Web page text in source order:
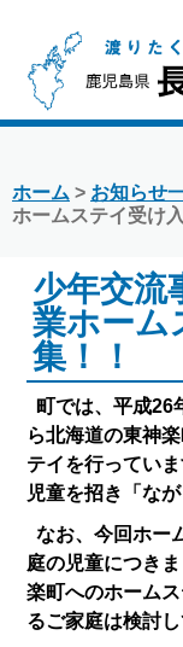
ホーム > お知らせ
ホームステイ受け
少年交
業ホーム
集！！
町では、平成26
ら北海道の東神
テイを行ってい
児童を招き「な
なお、今回ホー
庭の児童につき
楽町へのホーム
るご家庭は検討